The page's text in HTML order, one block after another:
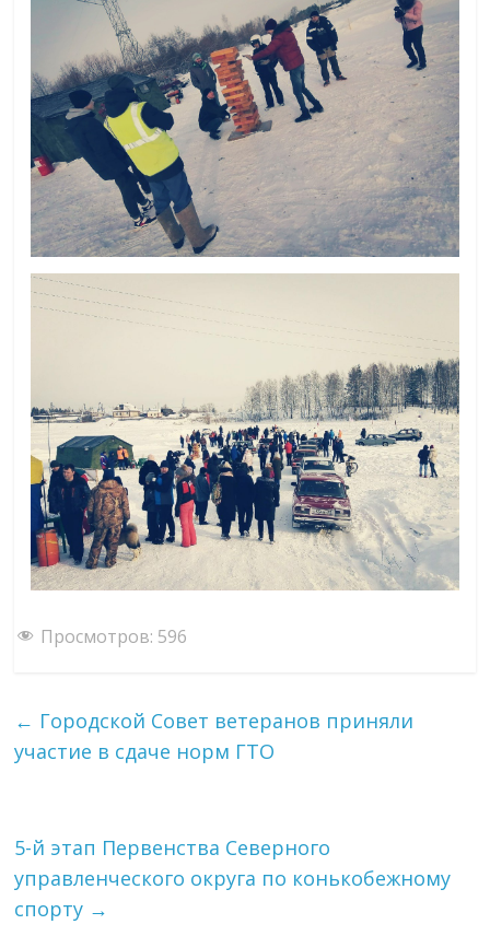
Просмотров: 596
← Городской Совет ветеранов приняли
участие в сдаче норм ГТО
5-й этап Первенства Северного
управленческого округа по конькобежному
спорту →